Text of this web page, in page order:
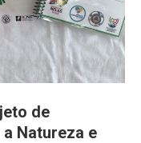
de
Natureza e